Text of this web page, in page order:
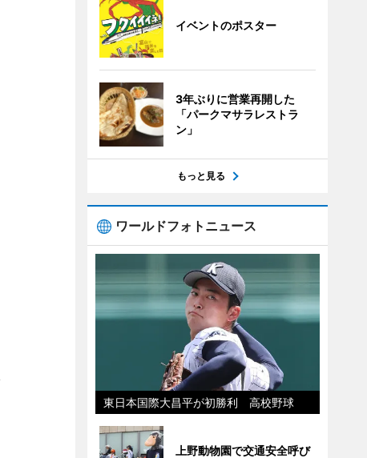
イベントのポスター
3年ぶりに営業再開した
「パークマサラレストラ
ン」
もっと見る
ワールドフォトニュース
東日本国際大昌平が初勝利 高校野球
上野動物園で交通安全呼び